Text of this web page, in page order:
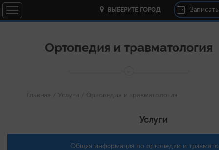
ВЫБЕРИТЕ ГОРОД
Ортопедия и травматология
Главная / Услуги / Ортопедия и травматология
Услуги
Общая информация по ортопедии и